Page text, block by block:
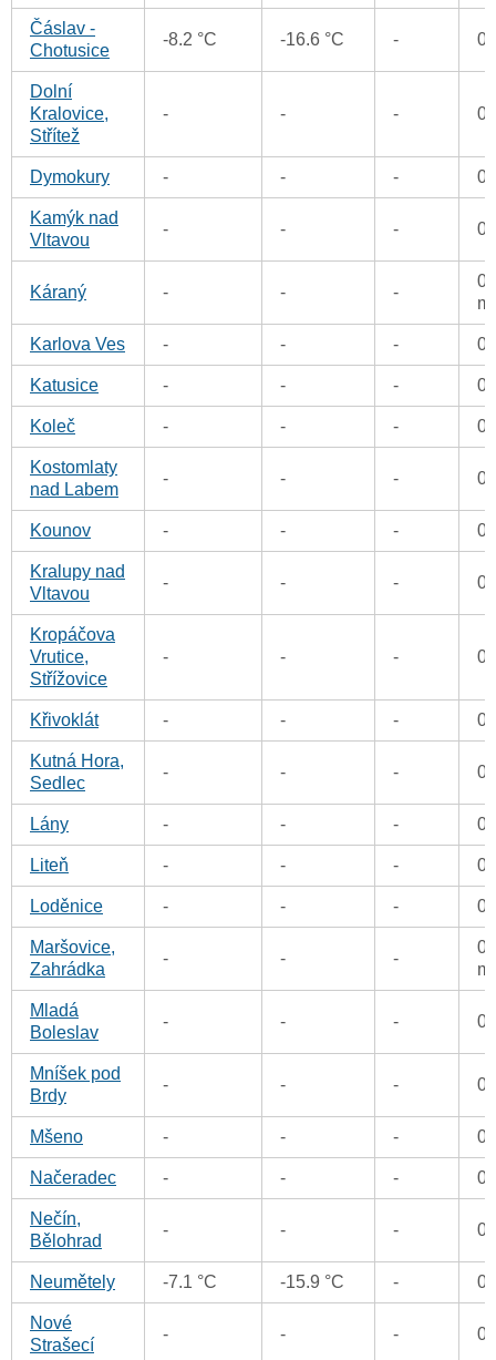
Čáslav -
Chotusice
-8.2 °C -16.6 °C - 0
Dolní
Kralovice,
Střítež
- - - 0
Dymokury - - - 0
Kamýk nad
Vltavou
- - - 0
Káraný - - -
Karlova Ves - - - 0
Katusice - - - 0
Koleč - - - 0
Kostomlaty
nad Labem
- - - 0
Kounov - - - 0
Kralupy nad
Vltavou
- - - 0
Kropáčova
Vrutice,
Střížovice
- - - 0
Křivoklát - - - 0
Kutná Hora,
Sedlec
- - - 0
Lány - - - 0
Liteň - - - 0
Loděnice - - - 0
Maršovice,
Zahrádka
- - -
Mladá
Boleslav
- - - 0
Mníšek pod
Brdy
- - - 0
Mšeno - - - 0
Načeradec - - - 0
Nečín,
Bělohrad
- - - 0
Neumětely -7.1 °C -15.9 °C - 0
Nové
Strašecí
- - - 0